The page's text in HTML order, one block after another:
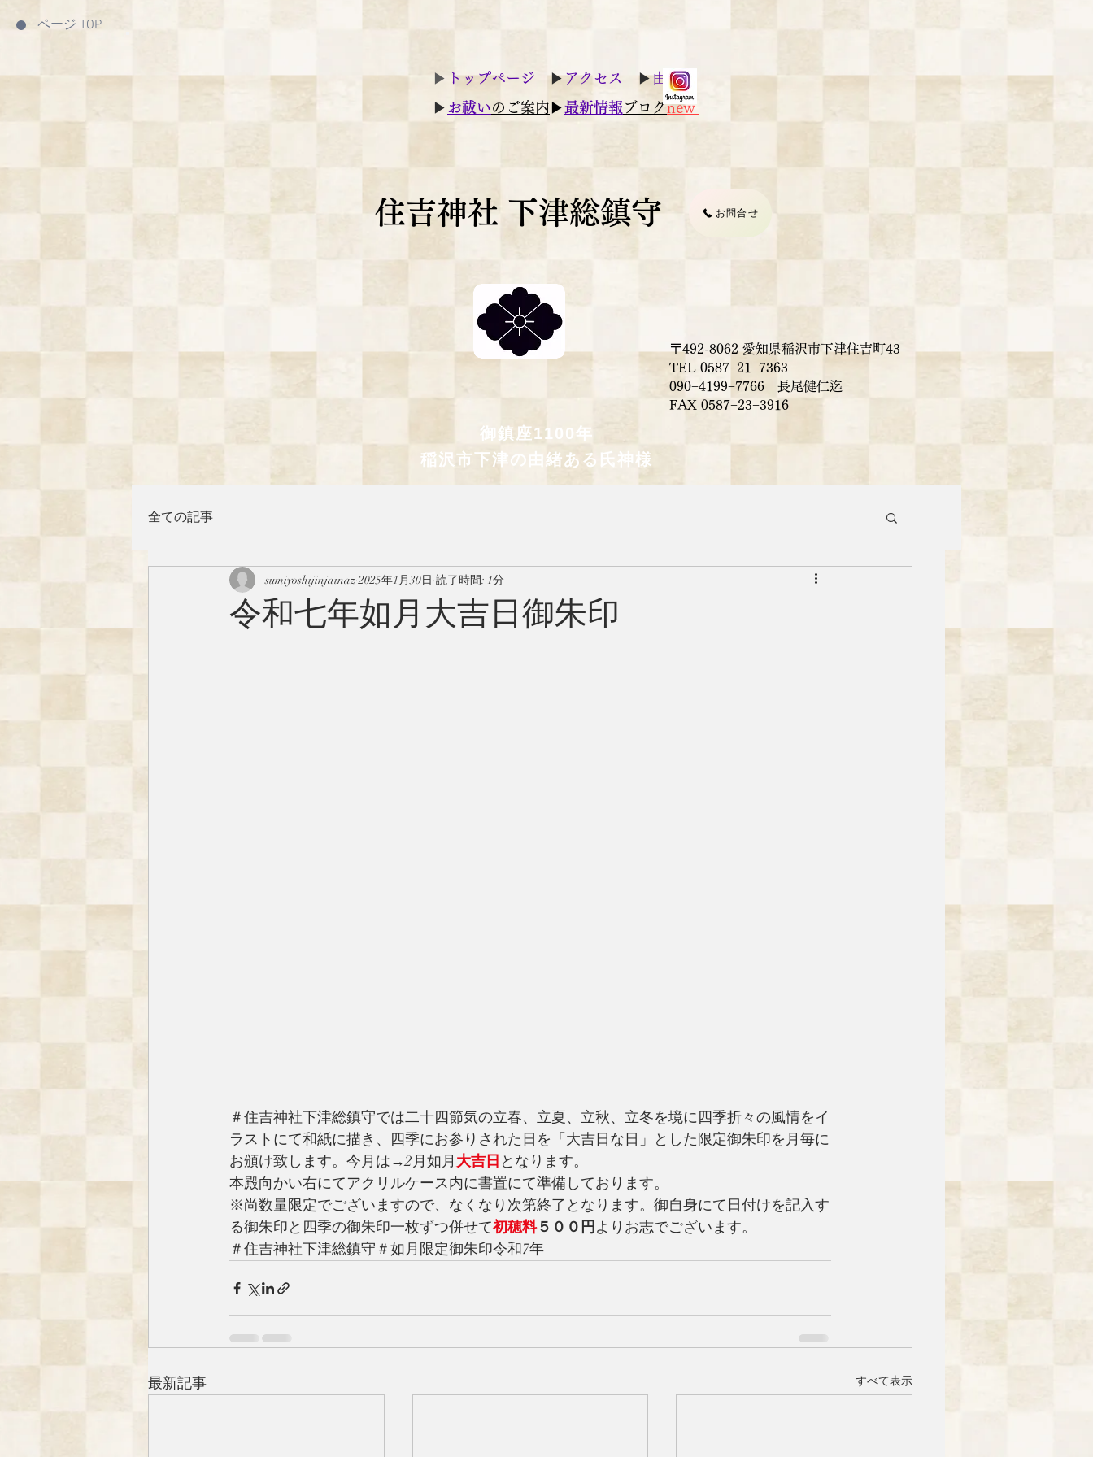
ページ TOP
▶︎ トップページ ▶︎アクセス ▶︎由縁
▶︎ お祓いのご案内 ▶︎最新情報 ブログnew
住吉神社 下津総鎮守 お問合せ
〒492-8062 愛知県稲沢市下津住吉町43
TEL 0587−21−7363
090−4199−7766 長尾健仁迄
​FAX 0587−23−3916
御鎮座1100年
稲沢市下津の由緒ある氏神様
全ての記事
令和七年如月大吉日御朱印
sumiyoshijinjainaz 2025年1月30日 読了時間: 1分
＃住吉神社下津総鎮守では二十四節気の立春、立夏、立秋、立冬を境に四季折々の風情をイ
ラストにて和紙に描き、四季にお参りされた日を「大吉日な日」とした限定御朱印を月毎に
お頒け致します。今月は→2月如月大吉日 となります。
本殿向かい右にてアクリルケース内に書置にて準備しております。
※尚数量限定でございますので、なくなり次第終了となります。御自身にて日付けを記入す
る御朱印と四季の御朱印一枚ずつ併せて初穂料５００円よりお志でございます。
＃住吉神社下津総鎮守＃如月限定御朱印令和7年
最新記事 すべて表示